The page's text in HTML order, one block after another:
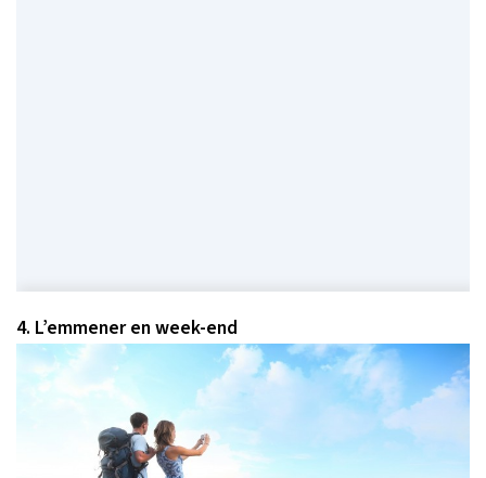
4. L’emmener en week-end